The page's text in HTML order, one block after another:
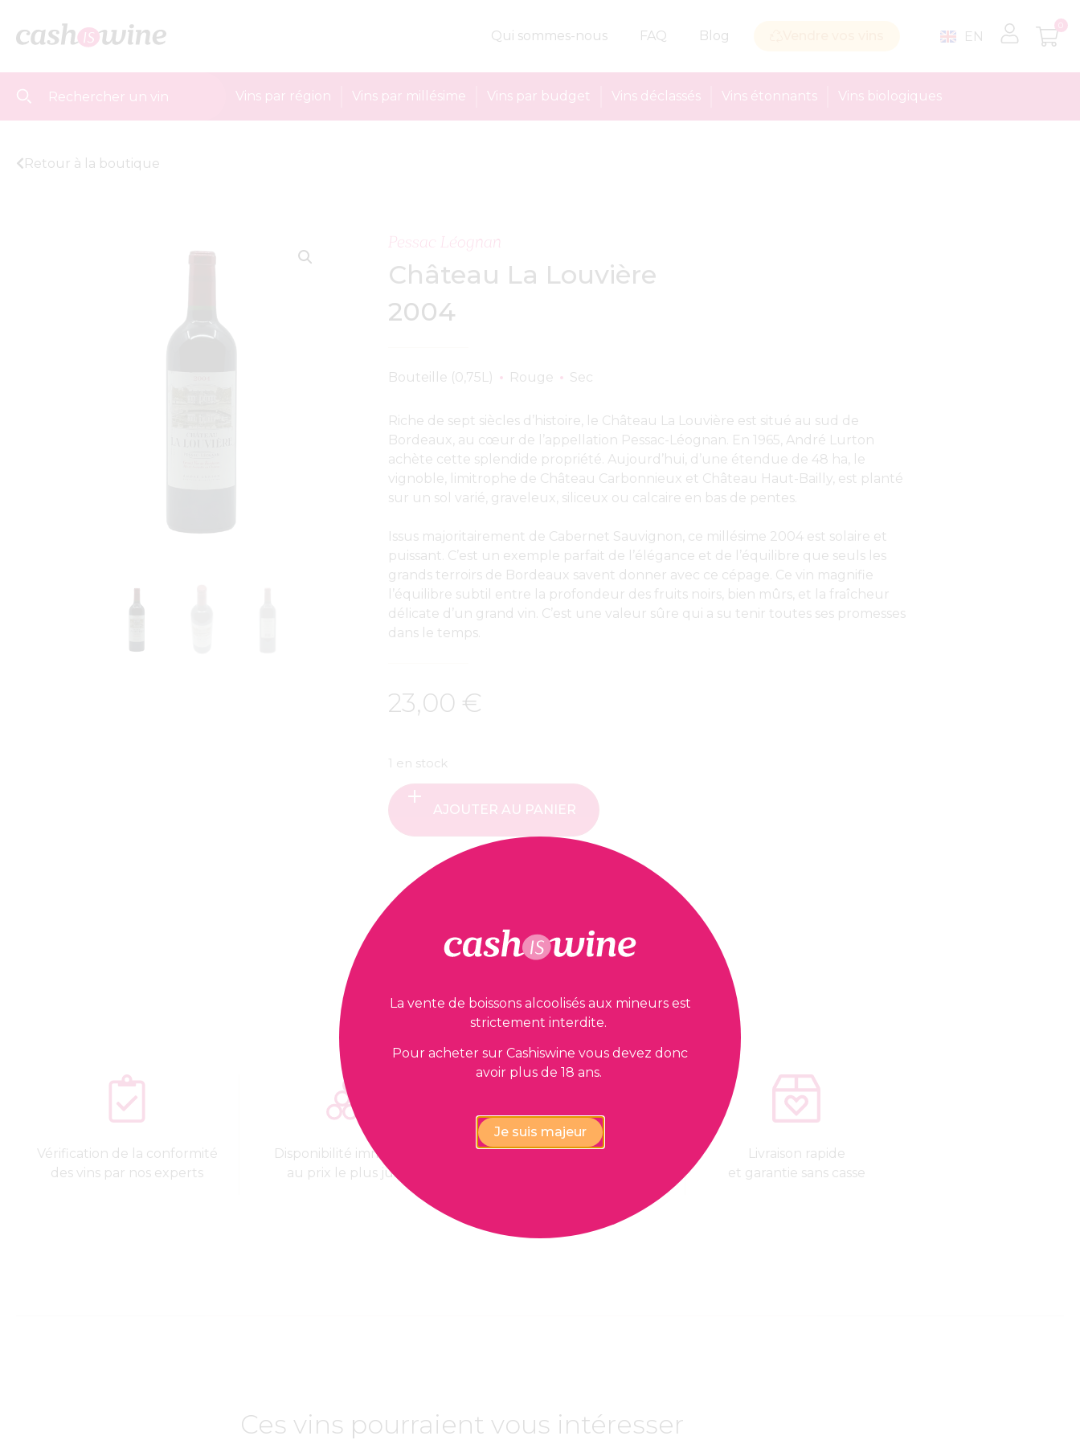
Qui sommes-nous FAQ Blog EN
0
Vins par région Vins par millésime Vins par budget Vins déclassés Vins étonnants Vins biologiques
Retour à la boutique
Pessac Léognan
Château La Louvière
2004
Bouteille (0,75L) Rouge Sec
Riche de sept siècles d’histoire, le Château La Louvière est situé au sud de
Bordeaux, au cœur de l’appellation Pessac-Léognan. En 1965, André Lurton
achète cette splendide propriété. Aujourd’hui, d’une étendue de 48 ha, le
vignoble, limitrophe de Château Carbonnieux et Château Haut-Bailly, est planté
sur un sol varié, graveleux, siliceux ou calcaire en bas de pentes.
Issus majoritairement de Cabernet Sauvignon, ce millésime 2004 est solaire et
puissant. C’est un exemple parfait de l’élégance et de l’équilibre que seuls les
grands terroirs de Bordeaux savent donner avec ce cépage. Ce vin magnifie
l’équilibre subtil entre la profondeur des fruits noirs, bien mûrs, et la fraîcheur
délicate d’un grand vin. C’est une valeur sûre qui a su tenir toutes ses promesses
dans le temps.
23,00 €
1 en stock
AJOUTER AU PANIER
Nos garanties
Vérification de la conformité
des vins par nos experts
Disponibilité immédiate,
au prix le plus juste
Paiement 100%
Livraison rapide
et garantie sans casse
Ces vins pourraient vous intéresser
La vente de boissons alcoolisés aux mineurs est
strictement interdite.
Pour acheter sur Cashiswine vous devez donc
avoir plus de 18 ans.
Je suis majeur